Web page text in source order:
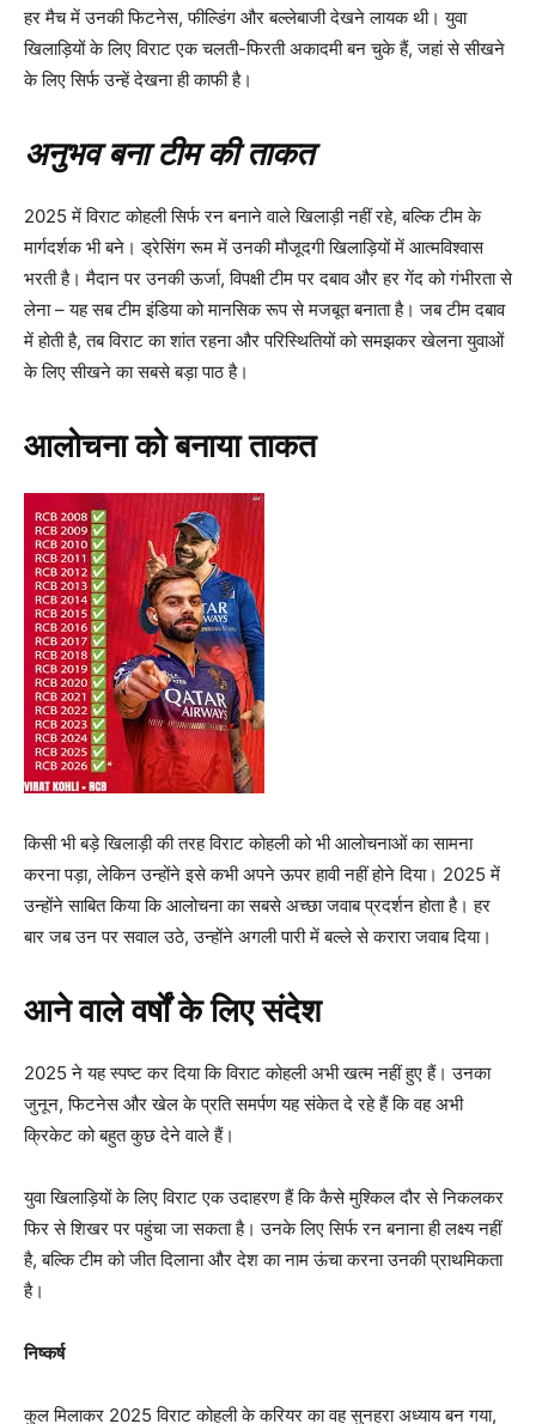
हर मैच में उनकी फिटनेस, फील्डिंग और बल्लेबाजी देखने लायक थी। युवा
खिलाड़ियों के लिए विराट एक चलती-फिरती अकादमी बन चुके हैं, जहां से सीखने
के लिए सिर्फ उन्हें देखना ही काफी है।
अनुभव बना टीम की ताकत
2025 में विराट कोहली सिर्फ रन बनाने वाले खिलाड़ी नहीं रहे, बल्कि टीम के
मार्गदर्शक भी बने। ड्रेसिंग रूम में उनकी मौजूदगी खिलाड़ियों में आत्मविश्वास
भरती है। मैदान पर उनकी ऊर्जा, विपक्षी टीम पर दबाव और हर गेंद को गंभीरता से
लेना – यह सब टीम इंडिया को मानसिक रूप से मजबूत बनाता है। जब टीम दबाव
में होती है, तब विराट का शांत रहना और परिस्थितियों को समझकर खेलना युवाओं
के लिए सीखने का सबसे बड़ा पाठ है।
आलोचना को बनाया ताकत
किसी भी बड़े खिलाड़ी की तरह विराट कोहली को भी आलोचनाओं का सामना
करना पड़ा, लेकिन उन्होंने इसे कभी अपने ऊपर हावी नहीं होने दिया। 2025 में
उन्होंने साबित किया कि आलोचना का सबसे अच्छा जवाब प्रदर्शन होता है। हर
बार जब उन पर सवाल उठे, उन्होंने अगली पारी में बल्ले से करारा जवाब दिया।
आने वाले वर्षों के लिए संदेश
2025 ने यह स्पष्ट कर दिया कि विराट कोहली अभी खत्म नहीं हुए हैं। उनका
जुनून, फिटनेस और खेल के प्रति समर्पण यह संकेत दे रहे हैं कि वह अभी
क्रिकेट को बहुत कुछ देने वाले हैं।
युवा खिलाड़ियों के लिए विराट एक उदाहरण हैं कि कैसे मुश्किल दौर से निकलकर
फिर से शिखर पर पहुंचा जा सकता है। उनके लिए सिर्फ रन बनाना ही लक्ष्य नहीं
है, बल्कि टीम को जीत दिलाना और देश का नाम ऊंचा करना उनकी प्राथमिकता
है।
निष्कर्ष
कुल मिलाकर 2025 विराट कोहली के करियर का वह सुनहरा अध्याय बन गया,